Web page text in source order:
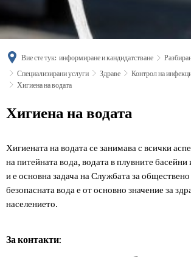
Вие сте тук: информиране и кандидатстване
Специализирани услуги
Здраве
Контрол на
Хигиена на водата
Хигиена
водата
Хигиена на водата
Хигиената на водата се занимава с всички
на питейната вода, водата в плувните басейни
и е основна задача на Службата за
безопасната вода е от основно значение за
населението.
За контакти: